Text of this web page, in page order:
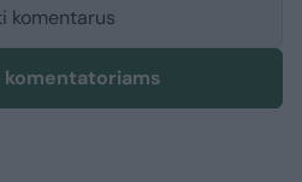
komentarus